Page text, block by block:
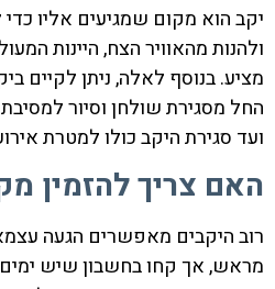
יקב הוא מקום שמגיעים אליו
ולהנות מהאוויר הצח, היינות
מציע. בנוסף לאלה, ניתן לקיים
החל מסגירת שולחן וסיור למסיבת
ועד סגירת היקב כולו למטרת
האם צריך להזמין
רוב היקבים מאפשרים הגעה
מראש, אך קחו בחשבון שיש ימים